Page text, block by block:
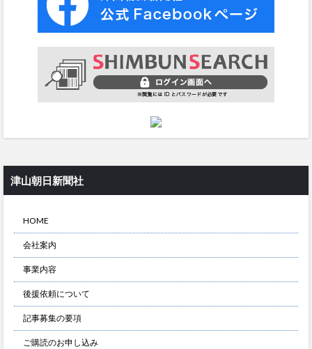
津山朝日新聞社
HOME
会社案内
事業内容
後援依頼について
記事募集の要項
ご購読のお申し込み